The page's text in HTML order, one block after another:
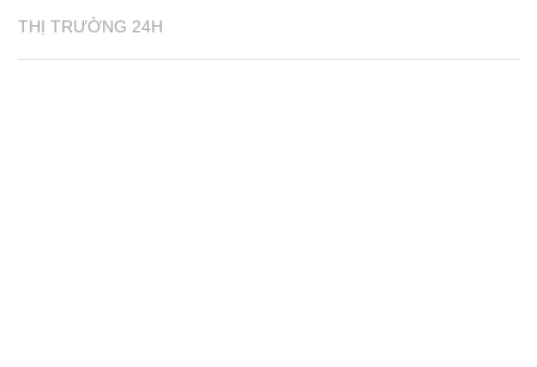
THỊ TRƯỜNG 24H